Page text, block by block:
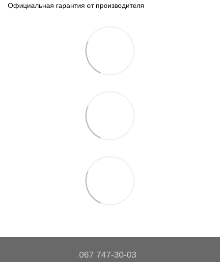
Официальная гарантия от производителя
067 747-30-03